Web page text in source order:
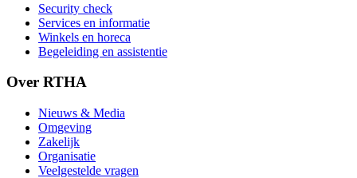
Security check
Services en informatie
Winkels en horeca
Begeleiding en assistentie
Over RTHA
Nieuws & Media
Omgeving
Zakelijk
Organisatie
Veelgestelde vragen